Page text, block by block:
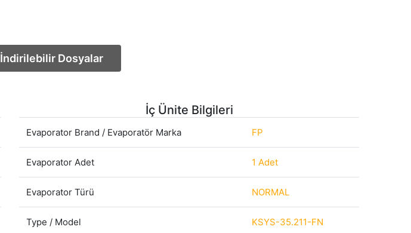
İndirilebilir Dosyalar
İç Ünite Bilgileri
Evaporator Brand / Evaporatör Marka FP
Evaporator Adet 1 Adet
Evaporator Türü NORMAL
Type / Model KSYS-35.211-FN